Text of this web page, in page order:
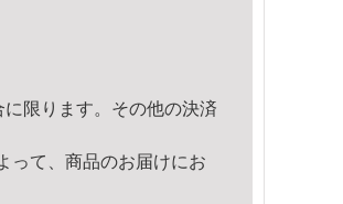
限ります。その他の決済
って、商品のお届けにお